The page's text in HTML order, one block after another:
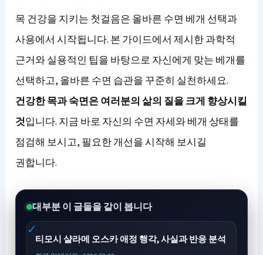
목 건강을 지키는 첫걸음은 올바른 수면 베개 선택과
사용에서 시작됩니다. 본 가이드에서 제시한 과학적
근거와 실용적인 팁을 바탕으로 자신에게 맞는 베개를
선택하고, 올바른 수면 습관을 꾸준히 실천하세요.
건강한 목과 숙면은 여러분의 삶의 질을 크게 향상시킬
것입니다. 지금 바로 자신의 수면 자세와 베개 상태를
점검해 보시고, 필요한 개선을 시작해 보시길
권합니다.
대부분 이 글들을 같이 봅니다
티모시 샬라메 오스카 애정 행각, 사실과 반응 분석